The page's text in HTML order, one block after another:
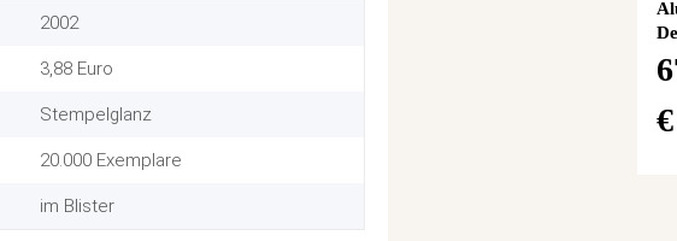
2002
3,88 Euro
Stempelglanz
20.000 Exemplare
im Blister
€